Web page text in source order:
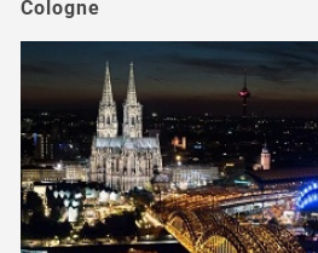
Cologne